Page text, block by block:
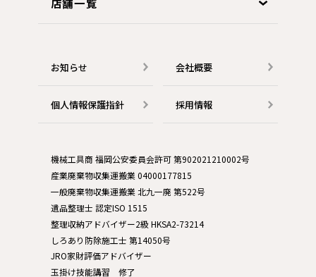
お知らせ 会社概要
個人情報保護指針 採用情報
機械工具商 福岡公安委員会許可 第902021210002号
産業廃棄物収集運搬業 04000177815
一般廃棄物収集運搬業 北九一廃 第522号
遺品整理士 認定ISO 1515
整理収納アドバイザー2級 HKSA2-73214
しろあり防除施工士 第14050号
JRO家財評価アドバイザー
玉掛け技能講習 修了